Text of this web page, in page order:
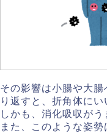
その影響は小腸や大
り返すと、折角体に
しかも、消化吸収が
また、このような姿勢